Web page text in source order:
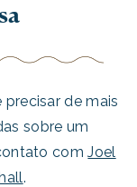
precisar de mais
sobre um
comJoel
.